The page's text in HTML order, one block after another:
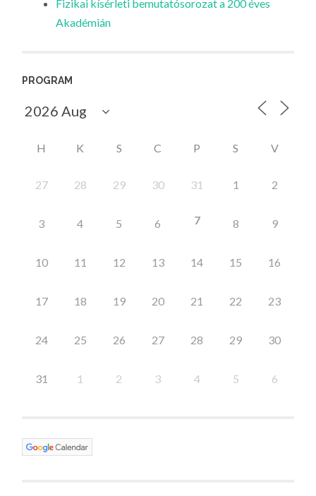
Fizikai kísérleti bemutatósorozat a 200 éves
Akadémián
PROGRAM
H K S C P S V
27 28 29 30 31 1 2
3 4 5 6 7 8 9
10 11 12 13 14 15 16
17 18 19 20 21 22 23
24 25 26 27 28 29 30
31 1 2 3 4 5 6